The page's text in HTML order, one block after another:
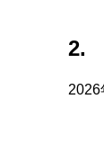
2.
2026